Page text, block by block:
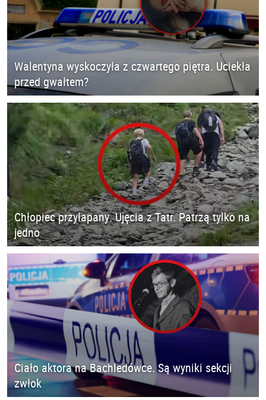
Walentyna wyskoczyła z czwartego piętra. Uciekła
przed gwałtem?
Chłopiec przyłapany. Ujęcia z Tatr. Patrzą tylko na
jedno
Ciało aktora na Bachledówce. Są wyniki sekcji
zwłok